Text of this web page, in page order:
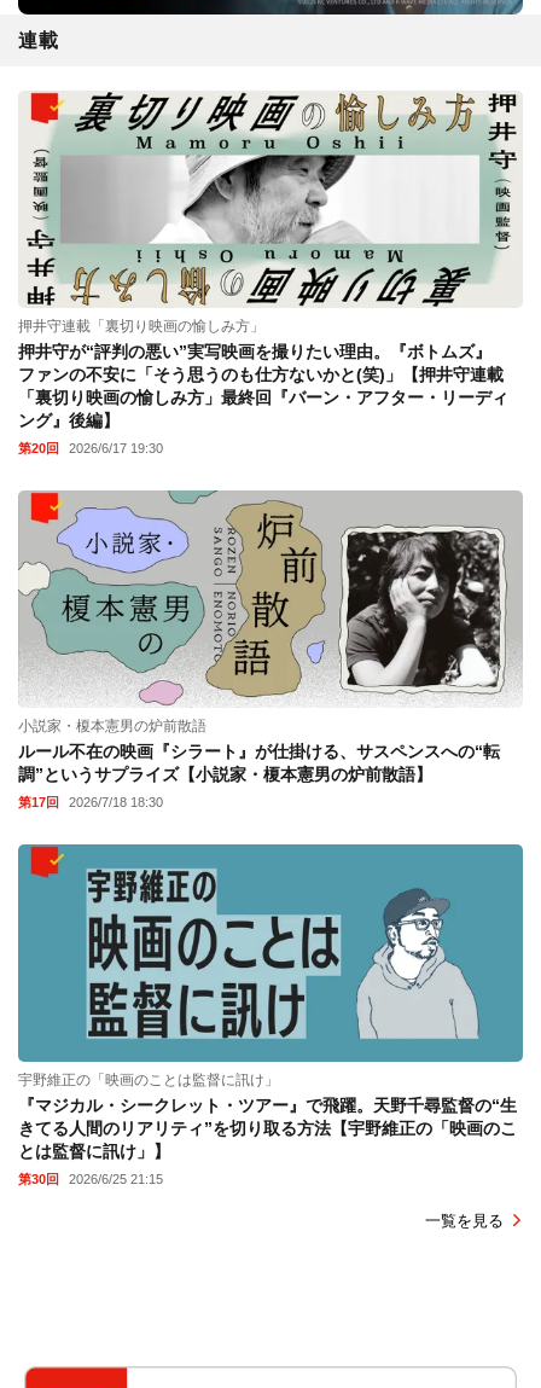
連載
押井守連載「裏切り映画の愉しみ方」
押井守が“評判の悪い”実写映画を撮りたい理由。『ボトムズ』
ファンの不安に「そう思うのも仕方ないかと(笑)」【押井守連載
「裏切り映画の愉しみ方」最終回『バーン・アフター・リーディ
ング』後編】
第20回 2026/6/17 19:30
小説家・榎本憲男の炉前散語
ルール不在の映画『シラート』が仕掛ける、サスペンスへの“転
調”というサプライズ【小説家・榎本憲男の炉前散語】
第17回 2026/7/18 18:30
宇野維正の「映画のことは監督に訊け」
『マジカル・シークレット・ツアー』で飛躍。天野千尋監督の“生
きてる人間のリアリティ”を切り取る方法【宇野維正の「映画のこ
とは監督に訊け」】
第30回 2026/6/25 21:15
一覧を見る